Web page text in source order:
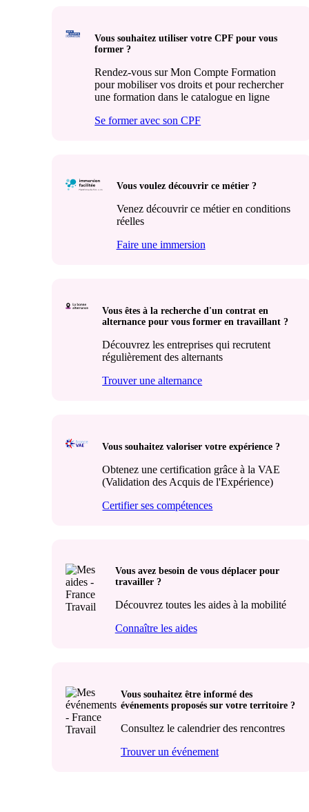
Vous souhaitez utiliser votre CPF pour vous
former ?
Rendez-vous sur Mon Compte Formation
pour mobiliser vos droits et pour rechercher
une formation dans le catalogue en ligne
Se former avec son CPF
Vous voulez découvrir ce métier ?
Venez découvrir ce métier en conditions
réelles
Faire une immersion
Vous êtes à la recherche d'un contrat en
alternance pour vous former en travaillant ?
Découvrez les entreprises qui recrutent
régulièrement des alternants
Trouver une alternance
Vous souhaitez valoriser votre expérience ?
Obtenez une certification grâce à la VAE
(Validation des Acquis de l'Expérience)
Certifier ses compétences
Vous avez besoin de vous déplacer pour
travailler ?
Découvrez toutes les aides à la mobilité
Connaître les aides
Vous souhaitez être informé des
événements proposés sur votre territoire ?
Consultez le calendrier des rencontres
Trouver un événement